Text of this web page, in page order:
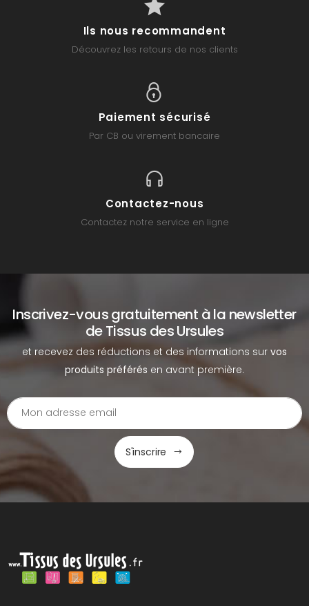
Ils nous recommandent
Découvrez les retours de nos clients
Paiement sécurisé
Par CB ou virement bancaire
Contactez-nous
Contactez notre service en ligne
Inscrivez-vous gratuitement à la newsletter
de Tissus des Ursules
et recevez des réductions et des informations sur vos
produits préférés en avant première.
S'inscrire